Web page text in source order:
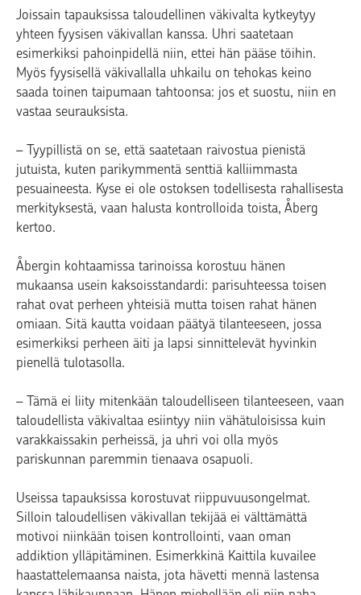
Joissain tapauksissa taloudellinen väkivalta kytkeytyy
yhteen fyysisen väkivallan kanssa. Uhri saatetaan
esimerkiksi pahoinpidellä niin, ettei hän pääse töihin.
Myös fyysisellä väkivallalla uhkailu on tehokas keino
saada toinen taipumaan tahtoonsa: jos et suostu, niin en
vastaa seurauksista.
– Tyypillistä on se, että saatetaan raivostua pienistä
jutuista, kuten parikymmentä senttiä kalliimmasta
pesuaineesta. Kyse ei ole ostoksen todellisesta rahallisesta
merkityksestä, vaan halusta kontrolloida toista, Åberg
kertoo.
Åbergin kohtaamissa tarinoissa korostuu hänen
mukaansa usein kaksoisstandardi: parisuhteessa toisen
rahat ovat perheen yhteisiä mutta toisen rahat hänen
omiaan. Sitä kautta voidaan päätyä tilanteeseen, jossa
esimerkiksi perheen äiti ja lapsi sinnittelevät hyvinkin
pienellä tulotasolla.
– Tämä ei liity mitenkään taloudelliseen tilanteeseen, vaan
taloudellista väkivaltaa esiintyy niin vähätuloisissa kuin
varakkaissakin perheissä, ja uhri voi olla myös
pariskunnan paremmin tienaava osapuoli.
Useissa tapauksissa korostuvat riippuvuusongelmat.
Silloin taloudellisen väkivallan tekijää ei välttämättä
motivoi niinkään toisen kontrollointi, vaan oman
addiktion ylläpitäminen. Esimerkkinä Kaittila kuvailee
haastattelemaansa naista, jota hävetti mennä lastensa